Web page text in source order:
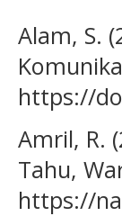
Alam, S.
https://
Amril, R.
Tahu,
https://